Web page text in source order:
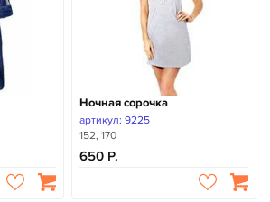
Ночная сорочка
артикул: 9225
152, 170
650